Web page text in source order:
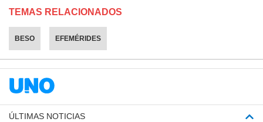
TEMAS RELACIONADOS
BESO EFEMÉRIDES
ÚLTIMAS NOTICIAS